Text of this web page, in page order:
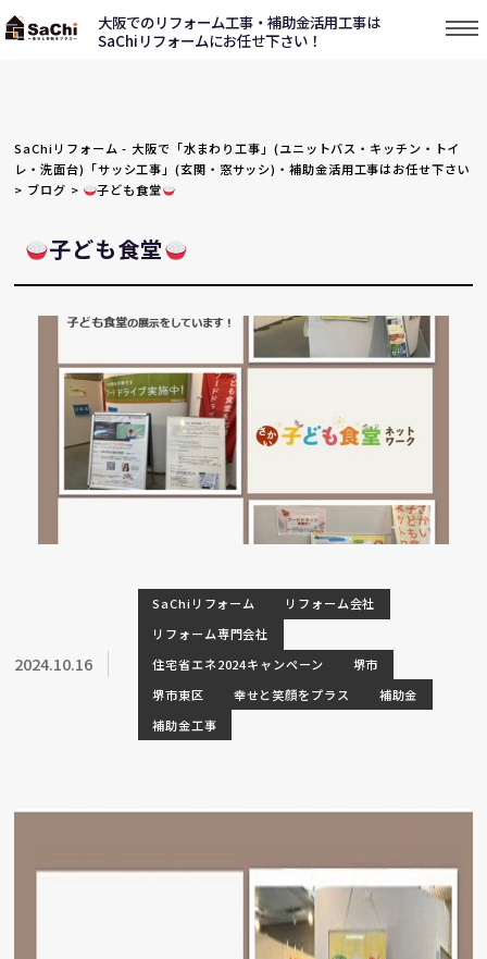
大阪でのリフォーム工事・補助金活用工事は
SaChiリフォームにお任せ下さい！
SaChiリフォーム - 大阪で「水まわり工事」(ユニットバス・キッチン・トイ
レ・洗面台)「サッシ工事」(玄関・窓サッシ)・補助金活用工事はお任せ下さい
> ブログ > 子ども食堂
子ども食堂
2024.10.16
SaChiリフォーム
リフォーム会社
リフォーム専門会社
住宅省エネ2024キャンペーン
堺市
堺市東区
幸せと笑顔をプラス
補助金
補助金工事